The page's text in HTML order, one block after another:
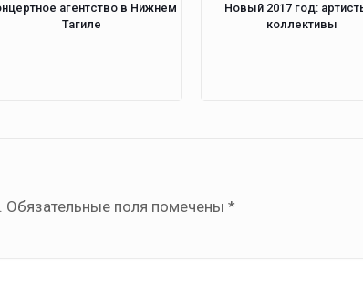
агентство в Нижнем
Тагиле
Новый 2017 год:
коллективы
Обязательные поля помечены *